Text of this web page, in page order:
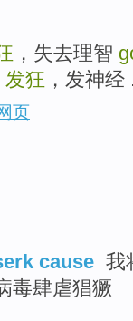
，失去理智
发狂 ，发神经
页
cause 我
毒肆虐猖獗